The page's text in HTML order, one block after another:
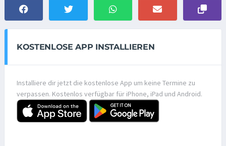
KOSTENLOSE APP INSTALLIEREN
Installiere dir jetzt die kostenlose App um keine Termine zu
verpassen. Kostenlos verfügbar für iPhone, iPad und Android.